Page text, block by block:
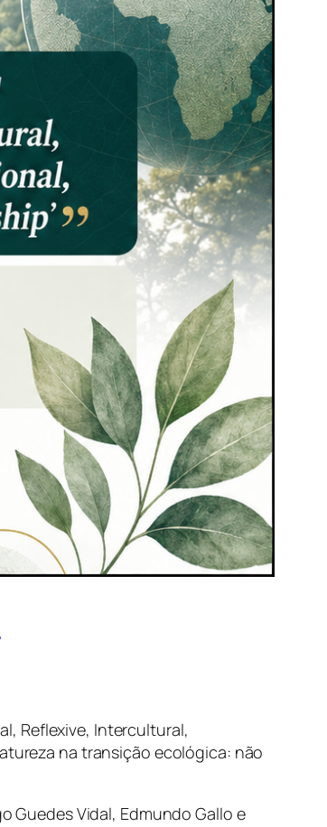
Reflexive, Intercultural,
na transição ecológica: não
Guedes Vidal, Edmundo Gallo e